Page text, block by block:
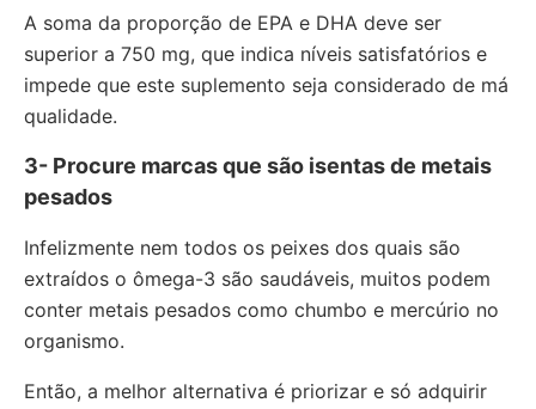
A soma da proporção de EPA e DHA deve ser
superior a 750 mg, que indica níveis satisfatórios e
impede que este suplemento seja considerado de má
qualidade.
3- Procure marcas que são isentas de metais
pesados
Infelizmente nem todos os peixes dos quais são
extraídos o ômega-3 são saudáveis, muitos podem
conter metais pesados como chumbo e mercúrio no
organismo.
Então, a melhor alternativa é priorizar e só adquirir